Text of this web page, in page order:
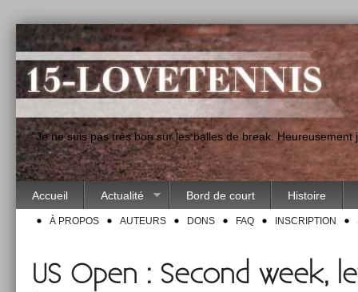
"Je ne suis pas très bon sur les balles de break.
Accueil Actualité Bord de court Histoire
À PROPOS AUTEURS DONS FAQ INSCRIPTION
US Open : Second week,